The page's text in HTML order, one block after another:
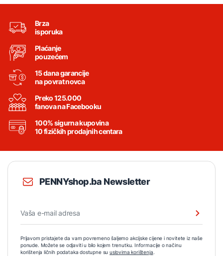
Brza
isporuka
Plaćanje
pouzećem
15 dana garancije
na povrat novca
Preko 125.000
fanova na Facebooku
100% sigurna kupovina
10 fizičkih prodajnih centara
PENNYshop.ba Newsletter
Prijavom pristajete da vam povremeno šaljemo akcijske cijene i novitete iz naše
ponude. Možete se odjaviti u bilo kojem trenutku. Informacije o načinu
korištenja ličnih podataka dostupne su uslovima korištenja.